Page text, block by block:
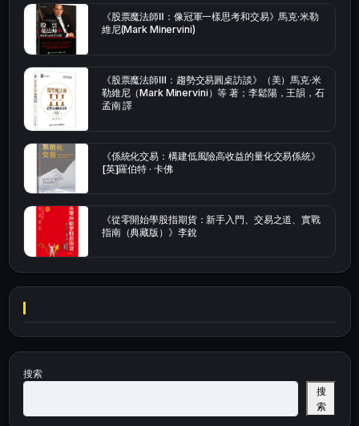
《股票魔法師Ⅱ：像冠軍一樣思考和交易》馬克·米勒
維尼(Mark Minervini)
《股票魔法師Ⅲ：趨勢交易圓桌訪談》（美）馬克·米
勒維尼（Mark Minervini）等 著；李鬆陽，王韻，石
孟南 譯
《係統化交易：構建低風險高收益的量化交易係統》
[英]羅伯特 · 卡佛
《從零開始學股指期貨：新手入門、交易之道、實戰
指南（典藏版）》李銳
搜索
搜
索